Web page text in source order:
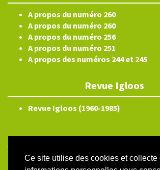
Ce site utilise des cookies et collecte
A propos du numéro 260
A propos du numéro 260
A propos du numéro 256
A propos du numéro 251
A propos des numéros 244 et 245
Revue Igloos
Revue Igloos (1960-1985)
ISSN électronique 2804-3359